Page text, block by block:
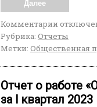
Далее
Комментарии
Рубрика: Отчеты
Метки: Общественная
Отчет о работе
за l квартал 2023